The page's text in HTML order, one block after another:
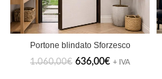
Portone blindato Sforzesco
1.060,00€ 636,00€ + IVA